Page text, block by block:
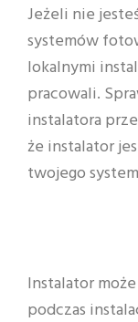
Jeżeli nie
systemów
lokalnymi
pracowali.
instalatora
że instalator
twojego
Instalator
podczas